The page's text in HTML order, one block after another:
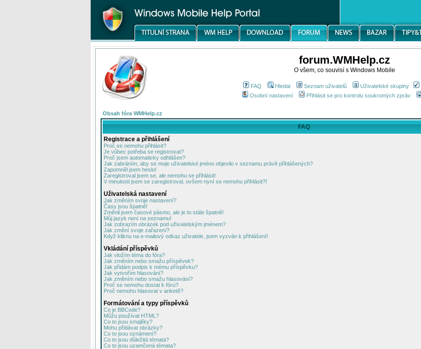
forum.WMHelp.cz
O všem, co souvisí s Windows Mobile
FAQ Hledat Seznam uživatelů Uživatelské skupiny
Osobní nastavení
Přihlásit se pro kontrolu soukromých zpráv
Obsah fóra WMHelp.cz
FAQ
Registrace a přihlášení
Proč se nemohu přihlásit?
Je vůbec potřeba se registrovat?
Proč jsem automaticky odhlášen?
Jak zabráním, aby se moje uživatelské jméno objevilo v seznamu právě přihlášených?
Zapomněl jsem heslo!
Zaregistroval jsem se, ale nemohu se přihlásit!
V minulosti jsem se zaregistroval, ovšem nyní se nemohu přihlásit?!
Uživatelská nastavení
Jak změním svoje nastavení?
Časy jsou špatně!
Změnil jsem časové pásmo, ale je to stále špatně!
Můj jazyk není na seznamu!
Jak zobrazím obrázek pod uživatelským jménem?
Jak změní svoje zařazení?
Když kliknu na e-mailový odkaz uživatele, jsem vyzván k přihlášení!
Vkládání příspěvků
Jak vložím téma do fóra?
Jak změním nebo smažu příspěvek?
Jak přidám podpis k mému příspěvku?
Jak vytvořím hlasování?
Jak změním nebo smažu hlasování?
Proč se nemohu dostat k fóru?
Proč nemohu hlasovat v anketě?
Formátování a typy příspěvků
Co je BBCode?
Můžu používat HTML?
Co to jsou smajlíky?
Mohu přidávat obrázky?
Co to jsou oznámení?
Co to jsou důležitá témata?
Co to jsou uzamčená témata?